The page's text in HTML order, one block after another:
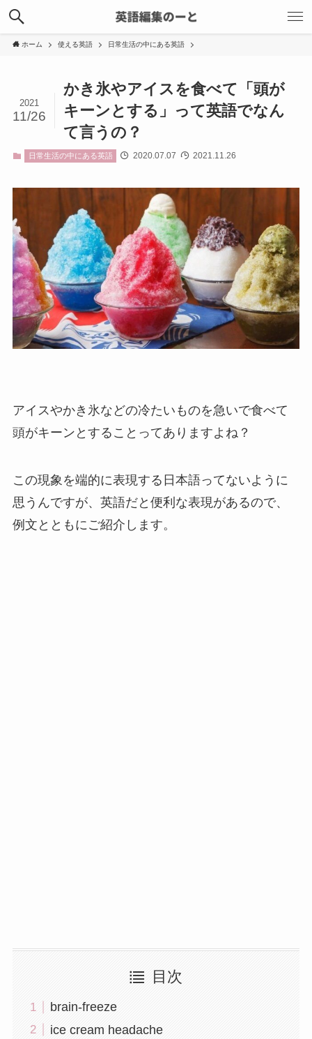
ホーム 使える英語 日常生活の中にある英語
かき氷やアイスを食べて「頭が
キーンとする」って英語でなん
て言うの？
2021
11/26
日常生活の中にある英語 2020.07.07 2021.11.26
アイスやかき氷などの冷たいものを急いで食べて
頭がキーンとすることってありますよね？
この現象を端的に表現する日本語ってないように
思うんですが、英語だと便利な表現があるので、
例文とともにご紹介します。
目次
brain-freeze
ice cream headache